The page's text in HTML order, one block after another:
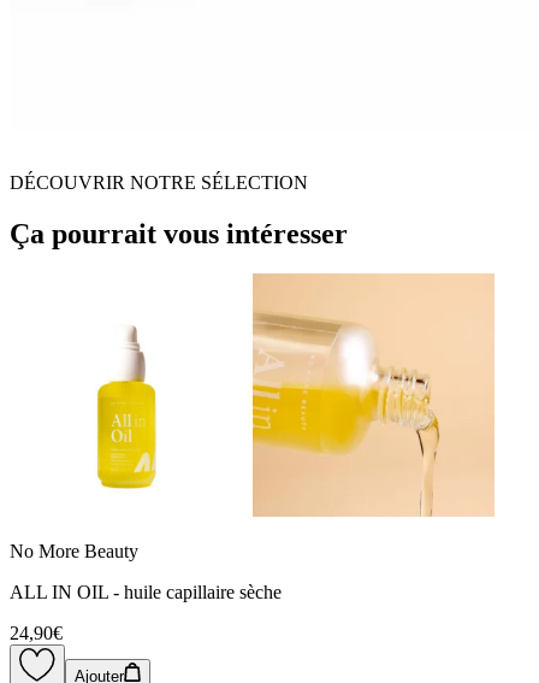
DÉCOUVRIR NOTRE SÉLECTION
Ça pourrait vous intéresser
No More Beauty
ALL IN OIL - huile capillaire sèche
24,90€
Ajouter